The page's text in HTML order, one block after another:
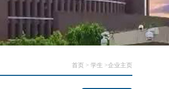
首页 > 学生 >企业主页